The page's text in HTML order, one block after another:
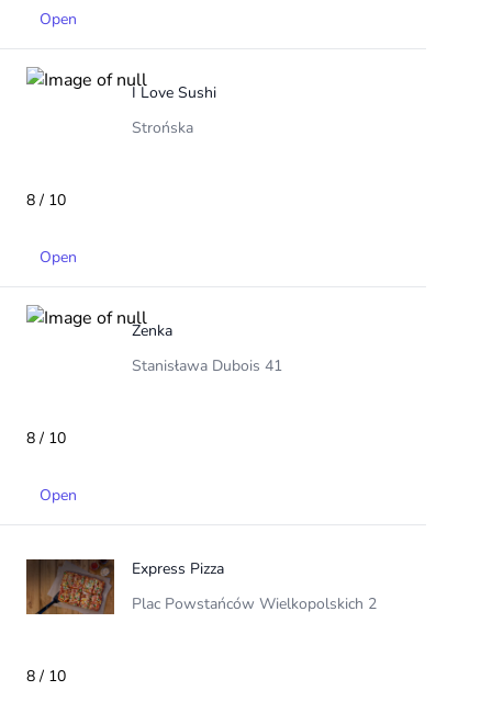
Open
I Love Sushi
Strońska
8 / 10
Open
Zenka
Stanisława Dubois 41
8 / 10
Open
Express Pizza
Plac Powstańców Wielkopolskich 2
8 / 10